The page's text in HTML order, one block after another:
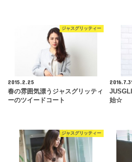
ジャスグリッティー
2015.2.25
春の雰囲気漂うジャスグリッティ
ーのツイードコート
始☆
ジャスグリッティー